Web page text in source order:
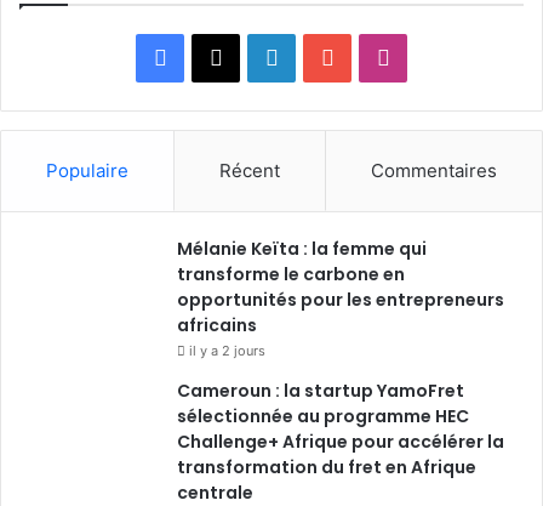
a
b
o
o
k
i
e
d
n
o
u
b
n
a
g
a
m
Populaire Récent Commentaires
Mélanie Keïta : la femme qui
transforme le carbone en
opportunités pour les entrepreneurs
africains
il y a 2 jours
Cameroun : la startup YamoFret
sélectionnée au programme HEC
Challenge+ Afrique pour accélérer la
transformation du fret en Afrique
centrale